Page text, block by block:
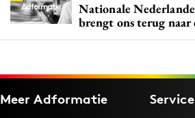
Nationale
brengt ons terug naar
Meer Adformatie